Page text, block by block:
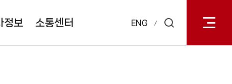
정보 소통센터 ENG
열기